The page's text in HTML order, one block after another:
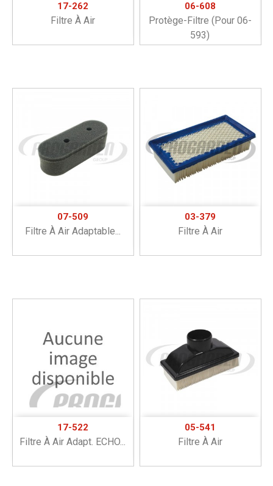
17-262
Filtre À Air
06-608
Protège-Filtre (pour 06-
593)
07-509
Filtre À Air Adaptable...
03-379
Filtre À Air
17-522
Filtre À Air Adapt. ECHO...
05-541
Filtre À Air